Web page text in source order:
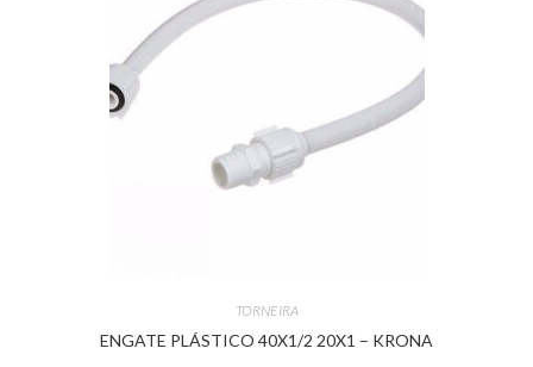
TORNEIRA
ENGATE PLÁSTICO 40X1/2 20X1 – KRONA